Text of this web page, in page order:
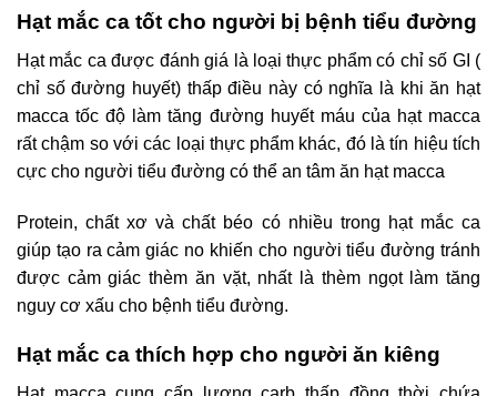
Hạt mắc ca tốt cho người bị bệnh tiểu đường
Hạt mắc ca được đánh giá là loại thực phẩm có chỉ số GI (
chỉ số đường huyết) thấp điều này có nghĩa là khi ăn hạt
macca tốc độ làm tăng đường huyết máu của hạt macca
rất chậm so với các loại thực phẩm khác, đó là tín hiệu tích
cực cho người tiểu đường có thể an tâm ăn hạt macca
Protein, chất xơ và chất béo có nhiều trong hạt mắc ca
giúp tạo ra cảm giác no khiến cho người tiểu đường tránh
được cảm giác thèm ăn vặt, nhất là thèm ngọt làm tăng
nguy cơ xấu cho bệnh tiểu đường.
Hạt mắc ca thích hợp cho người ăn kiêng